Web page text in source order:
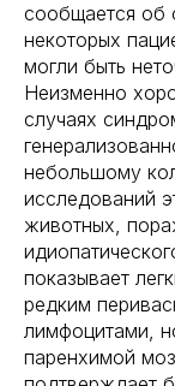
сообщается об
некоторых
могли быть
Неизменно
случаях
небольшому
исследований
животных,
показывает
редким
лимфоцитами,
паренхимой